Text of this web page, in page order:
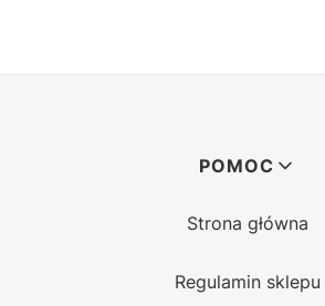
POMOC
Strona główna
Regulamin sklepu